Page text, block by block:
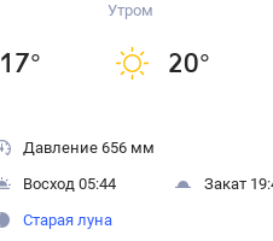
17°
Утром
20°
Давление 656 мм
Восход 05:44
Закат
Старая луна